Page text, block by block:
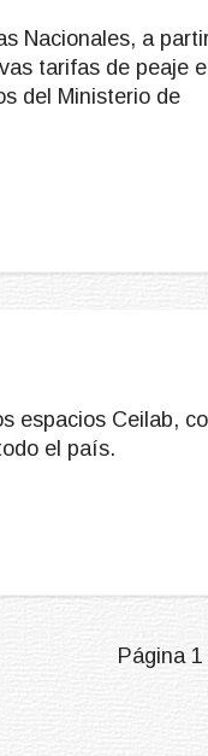
Nacionales, a
tarifas de peaje
del Ministerio de
espacios Ceilab,
el país.
Página